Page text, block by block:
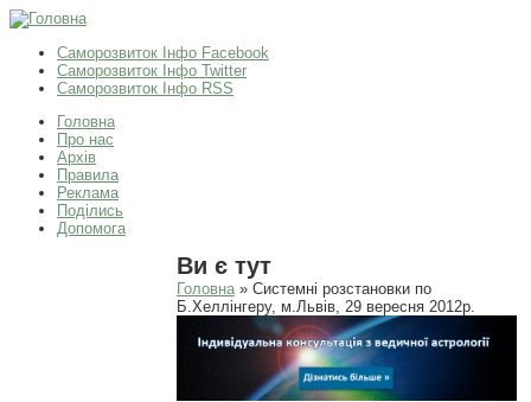
Саморозвиток Інфо Facebook
Саморозвиток Інфо Twitter
Саморозвиток Інфо RSS
Головна
Про нас
Архів
Правила
Реклама
Поділись
Допомога
Ви є тут
Головна» Системні розстановки по
Б.Хеллінгеру, м.Львів, 29 вересня 2012р.